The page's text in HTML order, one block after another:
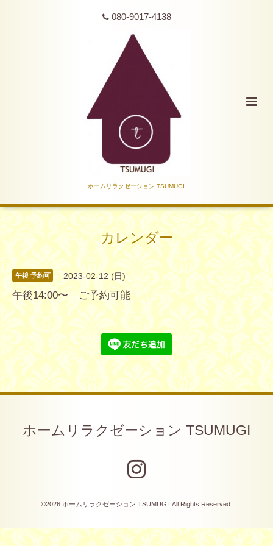
080-9017-4138
ホームリラクゼーション TSUMUGI
カレンダー
午後 予約可 2023-02-12 (日)
午後14:00〜 ご予約可能
ホームリラクゼーション TSUMUGI
©2026 ホームリラクゼーション TSUMUGI . All Rights Reserved.